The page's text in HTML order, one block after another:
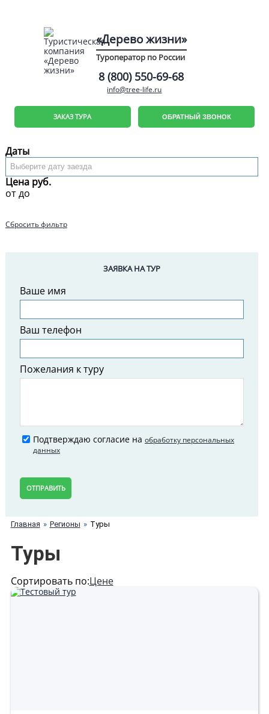
«Дерево жизни»
Туроператор по России
ЗАКАЗ ТУРА ОБРАТНЫЙ ЗВОНОК
8 (800) 550-69-68
info@tree-life.ru
Даты
Цена руб.
отдо
Сбросить фильтр
ЗАЯВКА НА ТУР
Ваше имя
Ваш телефон
Пожелания к туру
Подтверждаю согласие на обработку персональных
данных
ОТПРАВИТЬ
Главная Регионы Туры
Туры
Сортировать по:Цене